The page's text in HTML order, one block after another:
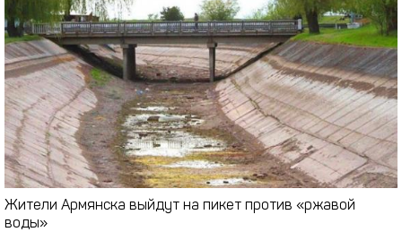
Жители Армянска выйдут на пикет против «ржавой
воды»